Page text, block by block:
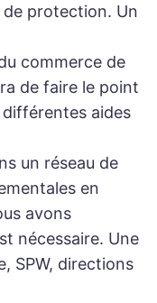
protection. Un
commerce de
de faire le point
différentes aides
un réseau de
en
avons
nécessaire. Une
SPW, directions